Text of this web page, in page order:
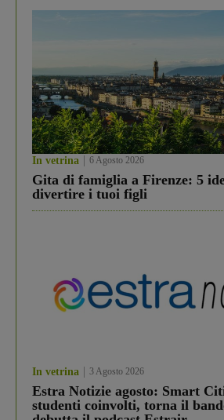
In vetrina 6 Agosto 2026
Gita di famiglia a Firenze: 5
divertire i tuoi figli
In vetrina 3 Agosto 2026
Estra Notizie agosto: Smart
studenti coinvolti, torna il